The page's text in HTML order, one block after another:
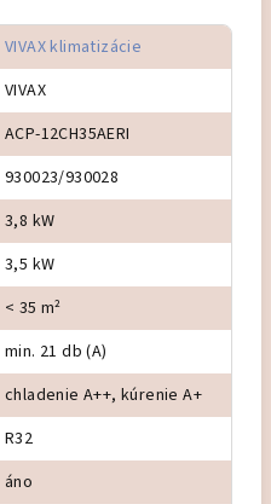
VIVAX klimatizácie
VIVAX
ACP-12CH35AERI
930023/930028
3,8 kW
3,5 kW
< 35 m²
min. 21 db (A)
chladenie A++, kúrenie A+
R32
áno